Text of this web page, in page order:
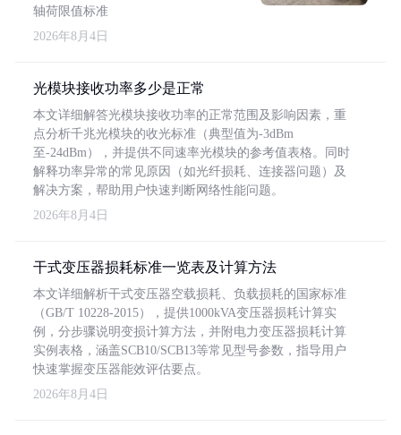
轴荷限值标准
2026年8月4日
光模块接收功率多少是正常
本文详细解答光模块接收功率的正常范围及影响因素，重
点分析千兆光模块的收光标准（典型值为-3dBm
至-24dBm），并提供不同速率光模块的参考值表格。同时
解释功率异常的常见原因（如光纤损耗、连接器问题）及
解决方案，帮助用户快速判断网络性能问题。
2026年8月4日
干式变压器损耗标准一览表及计算方法
本文详细解析干式变压器空载损耗、负载损耗的国家标准
（GB/T 10228-2015），提供1000kVA变压器损耗计算实
例，分步骤说明变损计算方法，并附电力变压器损耗计算
实例表格，涵盖SCB10/SCB13等常见型号参数，指导用户
快速掌握变压器能效评估要点。
2026年8月4日